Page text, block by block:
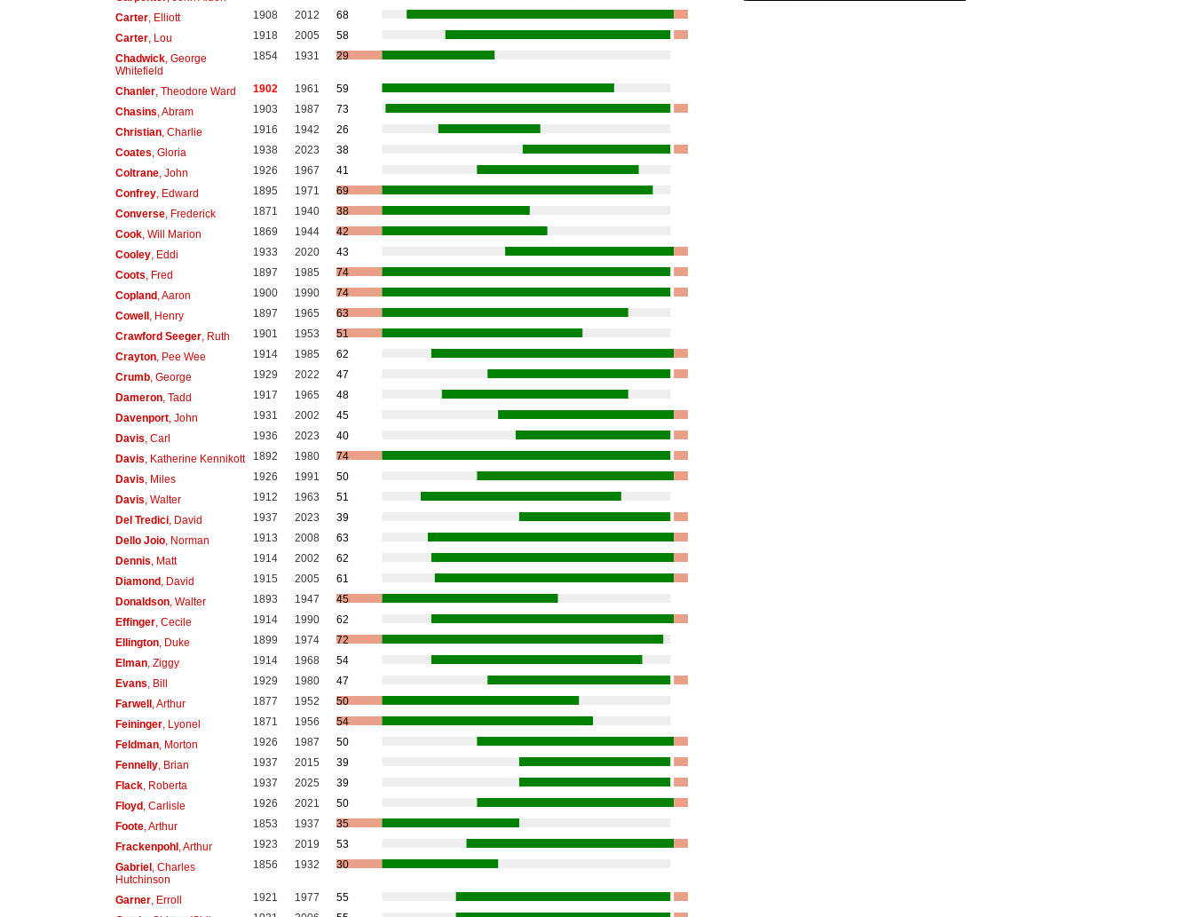
Carter, Elliott 1908 2012
68
Carter, Lou 1918 2005
58
Chadwick, George
Whitefield
1854 1931 29
Chanler, Theodore Ward 1902 1961
59
Chasins , Abram 1903 1987
73
Christian, Charlie 1916 1942
26
Coates , Gloria 1938 2023
38
Coltrane, John 1926 1967
41
Confrey, Edward 1895 1971
69
Converse, Frederick 1871 1940
38
Cook, Will Marion 1869 1944
42
Cooley, Eddi 1933 2020
43
Coots , Fred 1897 1985
74
Copland, Aaron 1900 1990
74
Cowell, Henry 1897 1965
63
Crawford Seeger, Ruth 1901 1953
51
Crayton, Pee Wee 1914 1985
62
Crumb, George 1929 2022
47
Dameron, Tadd 1917 1965
48
Davenport, John 1931 2002
45
Davis , Carl 1936 2023
40
Davis , Katherine Kennikott 1892 1980
74
Davis , Miles 1926 1991
50
Davis , Walter 1912 1963
51
Del Tredici, David 1937 2023
39
Dello Joio, Norman 1913 2008
63
Dennis , Matt 1914 2002
62
Diamond, David 1915 2005
61
Donaldson, Walter 1893 1947
45
Effinger, Cecile 1914 1990
62
Ellington, Duke 1899 1974
72
Elman, Ziggy 1914 1968
54
Evans , Bill 1929 1980
47
Farwell, Arthur 1877 1952
50
Feininger, Lyonel 1871 1956
54
Feldman, Morton 1926 1987
50
Fennelly, Brian 1937 2015
39
Flack, Roberta 1937 2025
39
Floyd, Carlisle 1926 2021
50
Foote, Arthur 1853 1937
35
Frackenpohl, Arthur 1923 2019
53
Gabriel, Charles
Hutchinson
1856 1932 30
Garner, Erroll 1921 1977
55